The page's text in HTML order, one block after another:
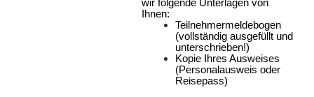
wir folgende Unterlagen von
Ihnen:
Teilnehmermeldebogen
(vollständig ausgefüllt und
unterschrieben!)
Kopie Ihres Ausweises
(Personalausweis oder
Reisepass)